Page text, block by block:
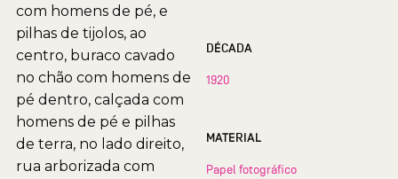
com homens de pé, e
pilhas de tijolos, ao
centro, buraco cavado
no chão com homens de
pé dentro, calçada com
homens de pé e pilhas
de terra, no lado direito,
rua arborizada com
DÉCADA
1920
MATERIAL
Papel fotográfico